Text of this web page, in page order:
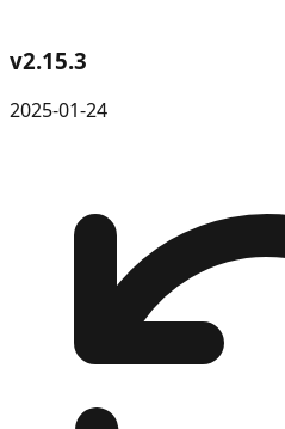
v2.15.3
2025-01-24